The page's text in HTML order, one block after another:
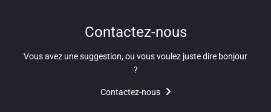
Contactez-nous
Vous avez une suggestion, ou vous voulez juste dire bonjour
?
Contactez-nous